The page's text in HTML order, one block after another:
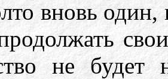
вновь
не будет